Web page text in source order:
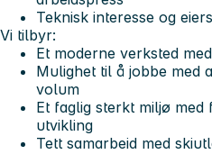
Teknisk interesse og
Vi tilbyr:
Et moderne verksted
Mulighet til å jobbe med
volum
Et faglig sterkt miljø
utvikling
Tett samarbeid med